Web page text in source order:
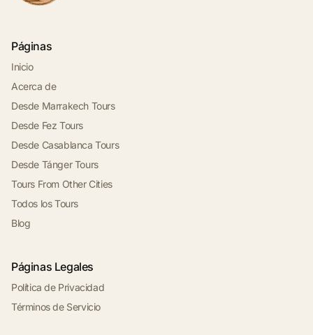
Páginas
Inicio
Acerca de
Desde Marrakech Tours
Desde Fez Tours
Desde Casablanca Tours
Desde Tánger Tours
Tours From Other Cities
Todos los Tours
Blog
Páginas Legales
Política de Privacidad
Términos de Servicio